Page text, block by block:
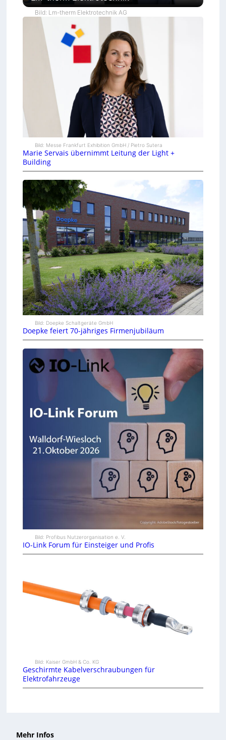
Bild: Lm-therm Elektrotechnik AG
Bild: Messe Frankfurt Exhibition GmbH / Pietro Sutera
Marie Servais übernimmt Leitung der Light +
Building
Bild: Doepke Schaltgeräte GmbH
Doepke feiert 70-jähriges Firmenjubiläum
Bild: Profibus Nutzerorganisation e. V.
IO-Link Forum für Einsteiger und Profis
Bild: Kaiser GmbH & Co. KG
Geschirmte Kabelverschraubungen für
Elektrofahrzeuge
Mehr Infos